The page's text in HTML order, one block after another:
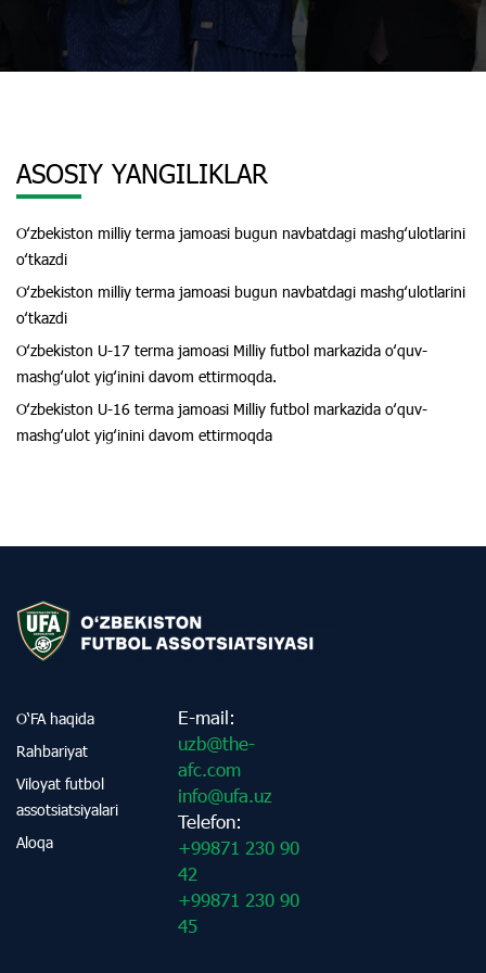
ASOSIY YANGILIKLAR
Oʻzbekiston milliy terma jamoasi bugun navbatdagi mashgʻulotlarini
oʻtkazdi
Oʻzbekiston milliy terma jamoasi bugun navbatdagi mashgʻulotlarini
oʻtkazdi
Oʻzbekiston U-17 terma jamoasi Milliy futbol markazida oʻquv-
mashgʻulot yigʻinini davom ettirmoqda.
Oʻzbekiston U-16 terma jamoasi Milliy futbol markazida oʻquv-
mashgʻulot yigʻinini davom ettirmoqda
O‘FA haqida
Rahbariyat
Viloyat futbol
assotsiatsiyalari
Aloqa
E-mail:
uzb@the-
afc.com
info@ufa.uz
Telefon:
+99871 230 90
42
+99871 230 90
45